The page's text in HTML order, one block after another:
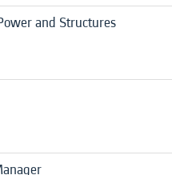
and Structures